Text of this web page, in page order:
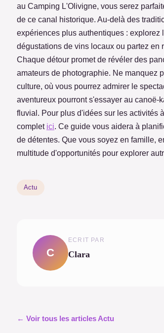
au Camping L'Olivigne, vous serez
de ce canal historique. Au-delà des
expériences plus authentiques :
dégustations de vins locaux ou partez
Chaque détour promet de révéler des
amateurs de photographie. Ne manquez
culture, où vous pourrez admirer le
aventureux pourront s'essayer au canoë-
fluvial. Pour plus d'idées sur les activités
complet ici. Ce guide vous aidera à
de détentes. Que vous soyez en famille,
multitude d'opportunités pour explorer
Actu
C
ECRIT PAR
Clara
← Voir tous les articles Actu